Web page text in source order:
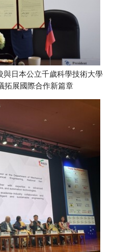
與日本公立千歲科學技術大學
拓展國際合作新篇章